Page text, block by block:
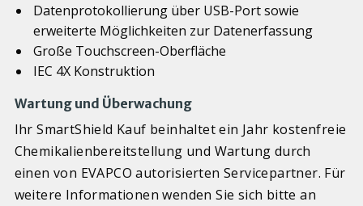
Datenprotokollierung über USB-Port sowie
erweiterte Möglichkeiten zur Datenerfassung
Große Touchscreen-Oberfläche
IEC 4X Konstruktion
Wartung und Überwachung
Ihr SmartShield Kauf beinhaltet ein Jahr kostenfreie
Chemikalienbereitstellung und Wartung durch
einen von EVAPCO autorisierten Servicepartner. Für
weitere Informationen wenden Sie sich bitte an